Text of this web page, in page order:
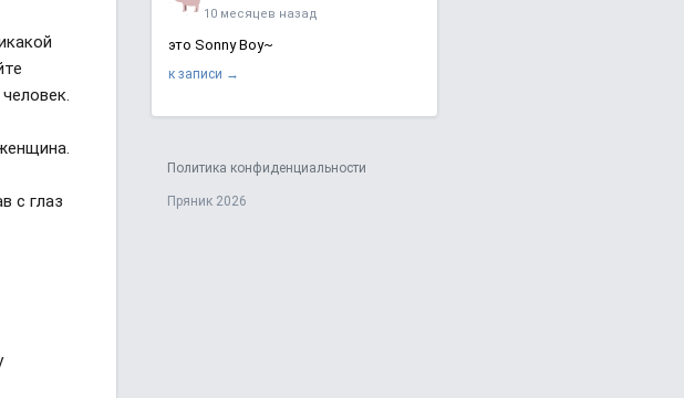
с глаз
10 месяцев назад
это Sonny Boy~
к записи →
Политика конфиденциальности
Пряник 2026